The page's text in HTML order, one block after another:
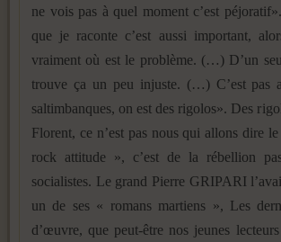
ne vois pas à quel moment c’est
que je raconte c’est aussi important,
vraiment où est le problème. (…) D’un
trouve ça un peu injuste. (…) C’est pas
saltimbanques, on est des rigolos». Des
Florent, ce n’est pas nous qui allons dire
rock attitude », c’est de la rébellion
socialistes. Le grand Pierre GRIPARI
un de ses « romans martiens », Les
d’œuvre, que peut-être nos jeunes